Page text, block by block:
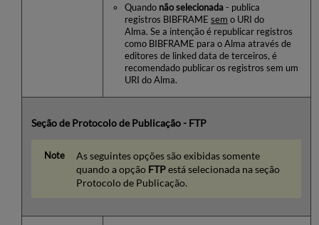
Quando não selecionada - publica
registros BIBFRAMEsem o URI do
Alma. Se a intenção é republicar registros
como BIBFRAME para o Alma através de
editores de linked data de terceiros, é
recomendado publicar os registros sem um
URI do Alma.
Seção de Protocolo de Publicação - FTP
As seguintes opções são exibidas somente
quando a opção FTPestá selecionada na seção
Protocolo de Publicação.